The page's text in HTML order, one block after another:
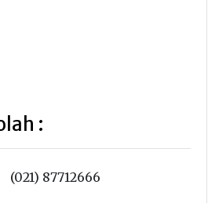
:
(021) 87712666